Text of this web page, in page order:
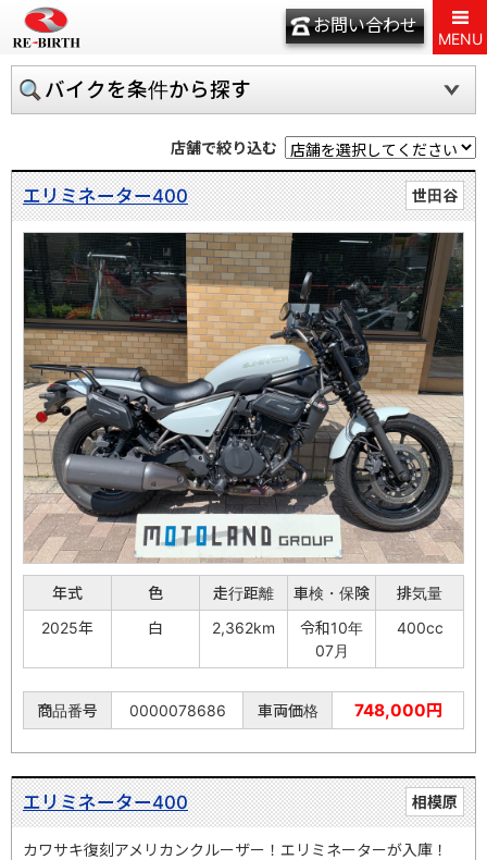
お問い合わせ
MENU
バイクを条件から探す
店舗で絞り込む
世田谷
エリミネーター400
年式 色 走行距離 車検・保険
排気量
2025年
白 2,362km
令和10年
07月
400cc
商品番号 0000078686 車両価格 748,000円
相模原
エリミネーター400
カワサキ復刻アメリカンクルーザー！エリミネーターが入庫！